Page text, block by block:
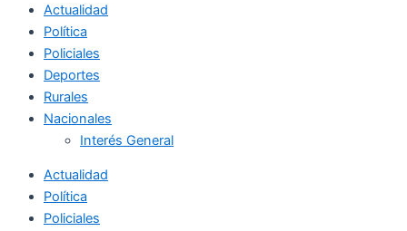
Actualidad
Política
Policiales
Deportes
Rurales
Nacionales
Interés General
Actualidad
Política
Policiales